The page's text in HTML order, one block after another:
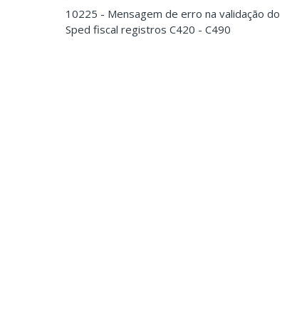
10225 - Mensagem de erro na validação do
Sped fiscal registros C420 - C490